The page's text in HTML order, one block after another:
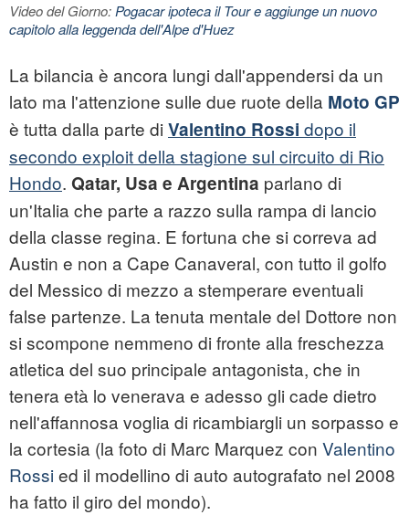
Video del Giorno:Pogacar ipoteca il Tour e aggiunge un nuovo
capitolo alla leggenda dell'Alpe d'Huez
La bilancia è ancora lungi dall'appendersi da un
lato ma l'attenzione sulle due ruote della Moto GP
è tutta dalla parte di Valentino Rossi dopo il
secondo exploit della stagione sul circuito di Rio
Hondo. Qatar, Usa e Argentina parlano di
un'Italia che parte a razzo sulla rampa di lancio
della classe regina. E fortuna che si correva ad
Austin e non a Cape Canaveral, con tutto il golfo
del Messico di mezzo a stemperare eventuali
false partenze. La tenuta mentale del Dottore non
si scompone nemmeno di fronte alla freschezza
atletica del suo principale antagonista, che in
tenera età lo venerava e adesso gli cade dietro
nell'affannosa voglia di ricambiargli un sorpasso e
la cortesia (la foto di Marc Marquez con Valentino
Rossied il modellino di auto autografato nel 2008
ha fatto il giro del mondo).